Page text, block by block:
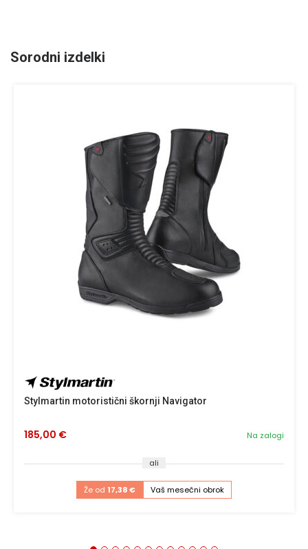
Sorodni izdelki
Stylmartin motoristični škornji Navigator
Na zalogi
185,00 €
ali
Že od 17,38 € Vaš mesečni obrok